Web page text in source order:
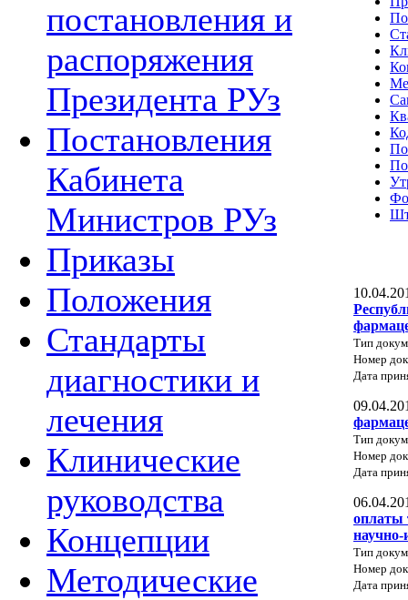
постановления и
распоряжения
Президента РУз
Постановления
Кабинета
Министров РУз
Приказы
Положения
Стандарты
диагностики и
лечения
Клинические
руководства
Концепции
Методические
Тип
Номер
Дата
Тип
Номер
Дата
оплаты
научно-
Тип
Номер
Дата